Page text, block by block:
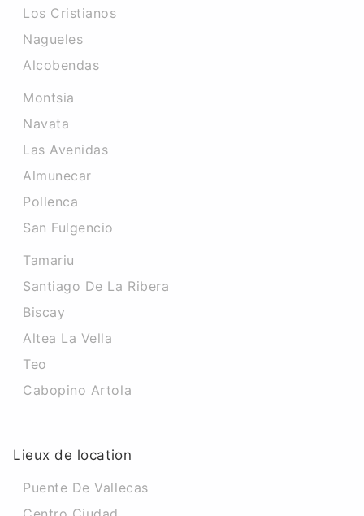
Los Cristianos
Nagueles
Alcobendas
Montsia
Navata
Las Avenidas
Almunecar
Pollenca
San Fulgencio
Tamariu
Santiago De La Ribera
Biscay
Altea La Vella
Teo
Cabopino Artola
Lieux de location
Puente De Vallecas